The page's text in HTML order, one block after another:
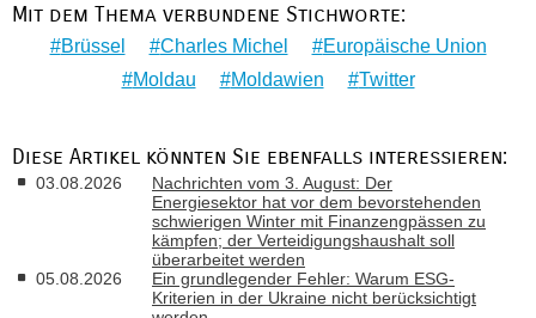
Mit dem Thema verbundene Stichworte:
Brüssel Charles Michel
Europäische Union
Moldau
Moldawien Twitter
Diese Artikel könnten Sie ebenfalls interessieren:
03.08.2026
Nachrichten vom 3. August: Der
Energiesektor hat vor dem bevorstehenden
schwierigen Winter mit Finanzengpässen zu
kämpfen; der Verteidigungshaushalt soll
überarbeitet werden
05.08.2026
Ein grundlegender Fehler: Warum ESG-
Kriterien in der Ukraine nicht berücksichtigt